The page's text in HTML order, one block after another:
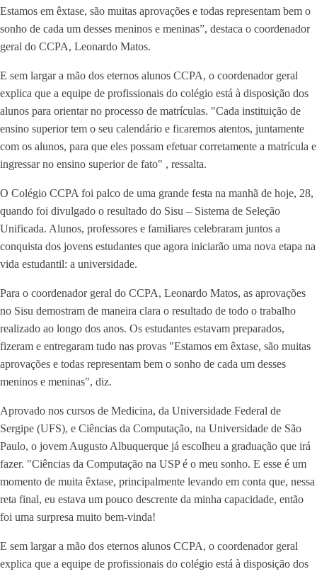
Estamos em êxtase, são muitas aprovações e todas representam bem o
sonho de cada um desses meninos e meninas”, destaca o coordenador
geral do CCPA, Leonardo Matos.
E sem largar a mão dos eternos alunos CCPA, o coordenador geral
explica que a equipe de profissionais do colégio está à disposição dos
alunos para orientar no processo de matrículas. "Cada instituição de
ensino superior tem o seu calendário e ficaremos atentos, juntamente
com os alunos, para que eles possam efetuar corretamente a matrícula e
ingressar no ensino superior de fato" , ressalta.
O Colégio CCPA foi palco de uma grande festa na manhã de hoje, 28,
quando foi divulgado o resultado do Sisu – Sistema de Seleção
Unificada. Alunos, professores e familiares celebraram juntos a
conquista dos jovens estudantes que agora iniciarão uma nova etapa na
vida estudantil: a universidade.
Para o coordenador geral do CCPA, Leonardo Matos, as aprovações
no Sisu demostram de maneira clara o resultado de todo o trabalho
realizado ao longo dos anos. Os estudantes estavam preparados,
fizeram e entregaram tudo nas provas "Estamos em êxtase, são muitas
aprovações e todas representam bem o sonho de cada um desses
meninos e meninas", diz.
Aprovado nos cursos de Medicina, da Universidade Federal de
Sergipe (UFS), e Ciências da Computação, na Universidade de São
Paulo, o jovem Augusto Albuquerque já escolheu a graduação que irá
fazer. "Ciências da Computação na USP é o meu sonho. E esse é um
momento de muita êxtase, principalmente levando em conta que, nessa
reta final, eu estava um pouco descrente da minha capacidade, então
foi uma surpresa muito bem-vinda!
E sem largar a mão dos eternos alunos CCPA, o coordenador geral
explica que a equipe de profissionais do colégio está à disposição dos